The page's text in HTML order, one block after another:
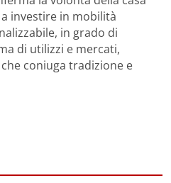
investire in mobilità
in grado di
di utilizzi e mercati,
coniuga tradizione e